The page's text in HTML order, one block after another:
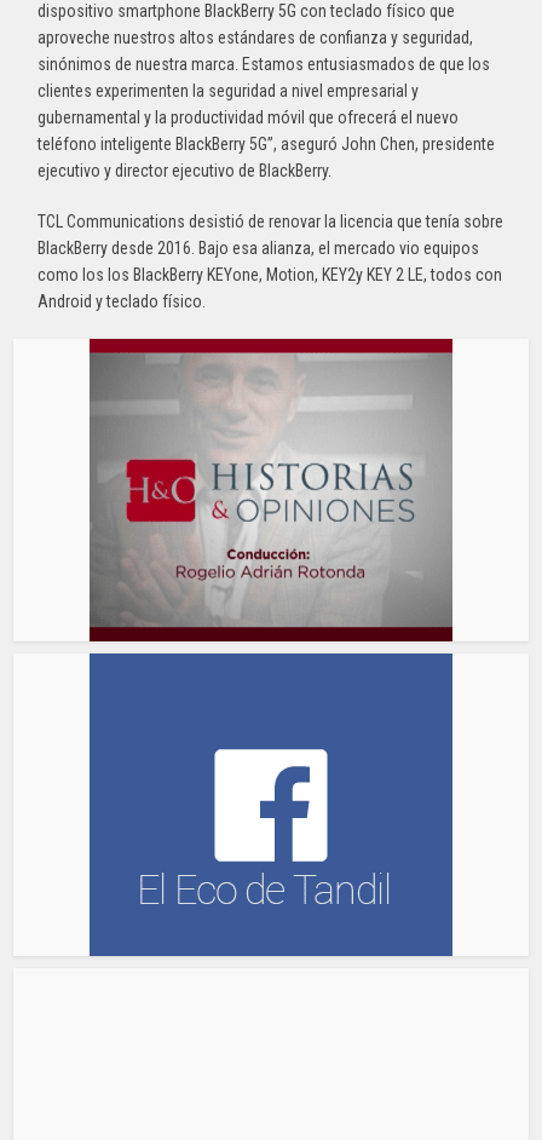
dispositivo smartphone BlackBerry 5G con teclado físico que
aproveche nuestros altos estándares de confianza y seguridad,
sinónimos de nuestra marca. Estamos entusiasmados de que los
clientes experimenten la seguridad a nivel empresarial y
gubernamental y la productividad móvil que ofrecerá el nuevo
teléfono inteligente BlackBerry 5G”, aseguró John Chen, presidente
ejecutivo y director ejecutivo de BlackBerry.
TCL Communications desistió de renovar la licencia que tenía sobre
BlackBerry desde 2016. Bajo esa alianza, el mercado vio equipos
como los los BlackBerry KEYone, Motion, KEY2y KEY 2 LE, todos con
Android y teclado físico.